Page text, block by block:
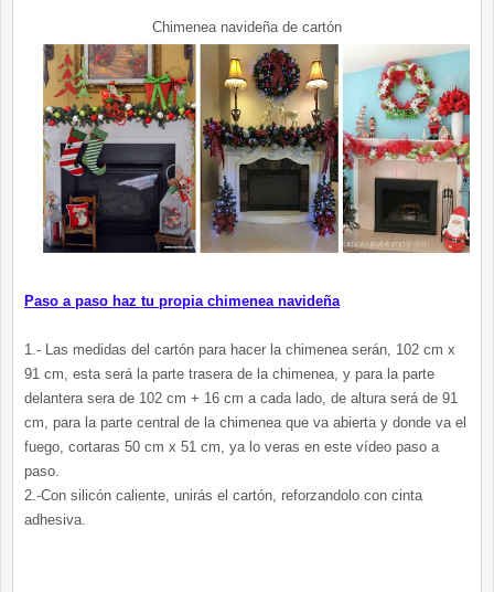
Chimenea navideña de cartón
Paso a paso haz tu propia chimenea navideña
1.- Las medidas del cartón para hacer la chimenea serán, 102 cm x
91 cm, esta será la parte trasera de la chimenea, y para la parte
delantera sera de 102 cm + 16 cm a cada lado, de altura será de 91
cm, para la parte central de la chimenea que va abierta y donde va el
fuego, cortaras 50 cm x 51 cm, ya lo veras en este vídeo paso a
paso.
2.-Con silicón caliente, unirás el cartón, reforzandolo con cinta
adhesiva.